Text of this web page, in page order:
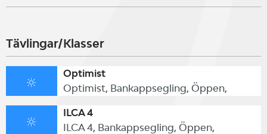
Tävlingar/Klasser
Optimist
Optimist, Bankappsegling, Öppen,
ILCA 4
ILCA 4, Bankappsegling, Öppen,